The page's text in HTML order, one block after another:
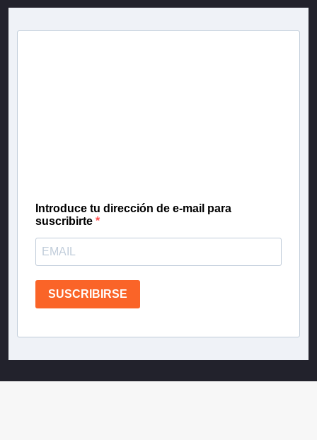
Introduce tu dirección de e-mail para
suscribirte
SUSCRIBIRSE